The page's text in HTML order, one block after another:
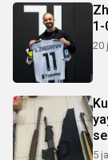
1-
20
5